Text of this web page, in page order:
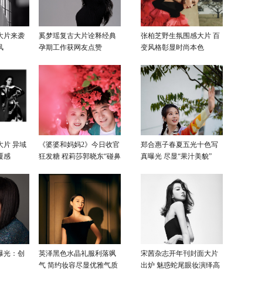
片来袭
奚梦瑶复古大片诠释经典
孕期工作获网友点赞
张柏芝野生氛围感大片 百
变风格彰显时尚本色
片 异域
感
《婆婆和妈妈2》今日收官
狂发糖 程莉莎郭晓东“碰鼻
郑合惠子春夏五光十色写
真曝光 尽显“果汁美貌”
光：创
英泽黑色水晶礼服利落飒
气 简约妆容尽显优雅气质
宋茜杂志开年刊封面大片
出炉 魅惑蛇尾眼妆演绎高